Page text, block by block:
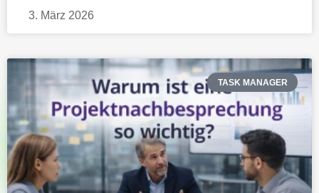
3. März 2026
TASK MANAGER